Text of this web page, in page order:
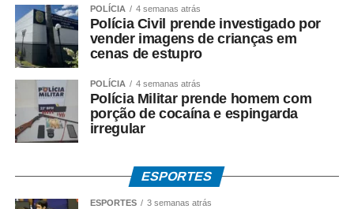
de aves, 262 de peixes e 162 de répteis registradas no
Pantanal Norte; a chance de avistamento da
onça‑pintada na natureza chega a 85% na estação seca
— uma das maiores do mundo.
– Áreas protegidas: O Parque Estadual Serra Ricardo
Franco detém 150 mil hectares de ecossistemas
preservados; a Cachoeira do Jatobá, com 240 metros de
POLÍCIA 4 semanas atrás
Polícia Civil prende investigado por
vender imagens de crianças em
cenas de estupro
POLÍCIA 4 semanas atrás
Polícia Militar prende homem com
porção de cocaína e espingarda
irregular
ESPORTES
ESPORTES 3 semanas atrás